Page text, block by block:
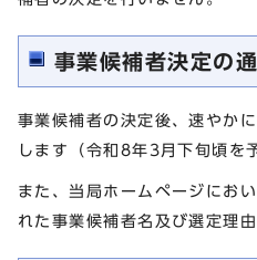
事業候補者決定の
事業候補者の決定後、速やか
します（令和8年3月下旬頃を
また、当局ホームページにお
れた事業候補者名及び選定理